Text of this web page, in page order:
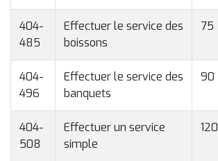
404-
485
Effectuer le service des
boissons
75
404-
496
Effectuer le service des
banquets
90
404-
508
Effectuer un service
simple
120